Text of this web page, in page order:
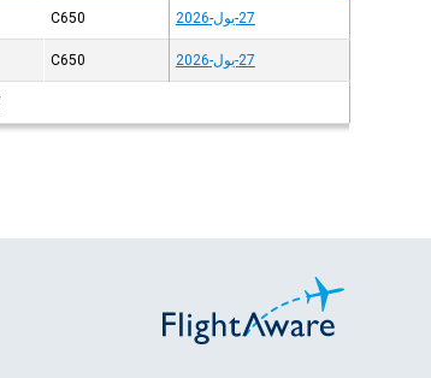
27-يول-2026 C650
27-يول-2026 C650